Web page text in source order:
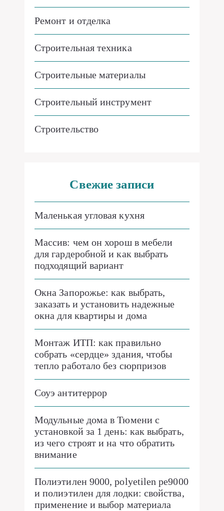
Ремонт и отделка
Строительная техника
Строительные материалы
Строительный инструмент
Строительство
Свежие записи
Маленькая угловая кухня
Массив: чем он хорош в мебели
для гардеробной и как выбрать
подходящий вариант
Окна Запорожье: как выбрать,
заказать и установить надежные
окна для квартиры и дома
Монтаж ИТП: как правильно
собрать «сердце» здания, чтобы
тепло работало без сюрпризов
Соуэ антитеррор
Модульные дома в Тюмени с
установкой за 1 день: как выбрать,
из чего строят и на что обратить
внимание
Полиэтилен 9000, polyetilen pe9000
и полиэтилен для лодки: свойства,
применение и выбор материала